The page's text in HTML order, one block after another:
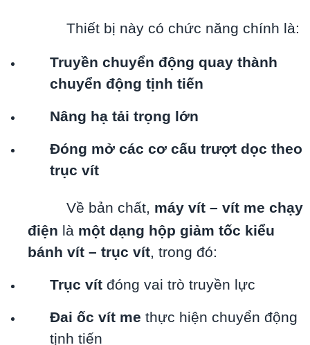
Thiết bị này có chức năng chính là:
Truyền chuyển động quay thành
chuyển động tịnh tiến
Nâng hạ tải trọng lớn
Đóng mở các cơ cấu trượt dọc theo
trục vít
Về bản chất, máy vít – vít me chạy
điện là một dạng hộp giảm tốc kiểu
bánh vít – trục vít, trong đó:
Trục vít đóng vai trò truyền lực
Đai ốc vít me thực hiện chuyển động
tịnh tiến